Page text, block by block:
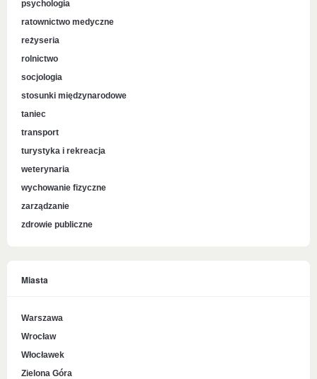
psychologia
ratownictwo medyczne
reżyseria
rolnictwo
socjologia
stosunki międzynarodowe
taniec
transport
turystyka i rekreacja
weterynaria
wychowanie fizyczne
zarządzanie
zdrowie publiczne
Miasta
Warszawa
Wrocław
Włocławek
Zielona Góra